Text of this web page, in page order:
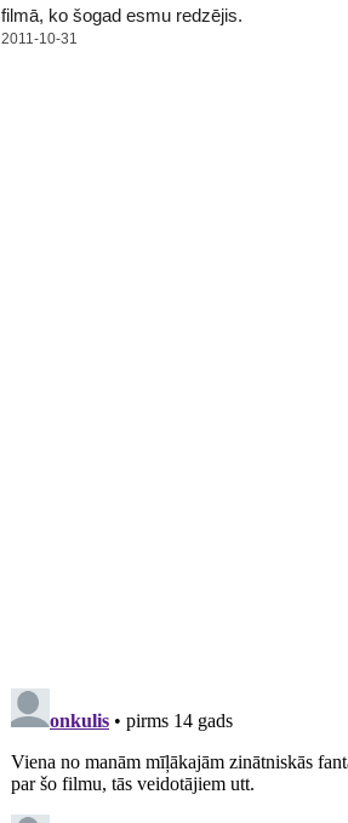
filmā, ko šogad esmu redzējis.
2011-10-31